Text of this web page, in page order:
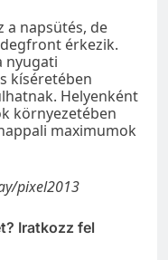
a napsütés, de
érkezik.
nyugati
kíséretében
Helyenként
környezetében
maximumok
pixel2013
Iratkozz fel